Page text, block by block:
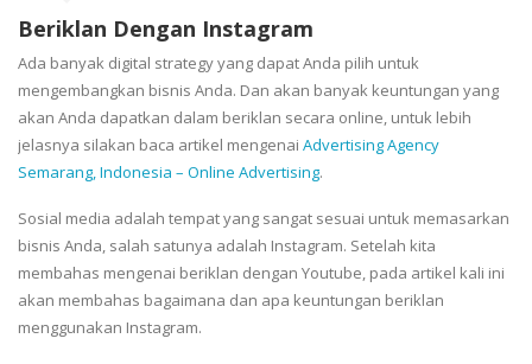
Beriklan Dengan Instagram
Ada banyak digital strategy yang dapat Anda pilih untuk
mengembangkan bisnis Anda. Dan akan banyak keuntungan yang
akan Anda dapatkan dalam beriklan secara online, untuk lebih
jelasnya silakan baca artikel mengenai Advertising Agency
Semarang, Indonesia – Online Advertising.
Sosial media adalah tempat yang sangat sesuai untuk memasarkan
bisnis Anda, salah satunya adalah Instagram. Setelah kita
membahas mengenai beriklan dengan Youtube, pada artikel kali ini
akan membahas bagaimana dan apa keuntungan beriklan
menggunakan Instagram.